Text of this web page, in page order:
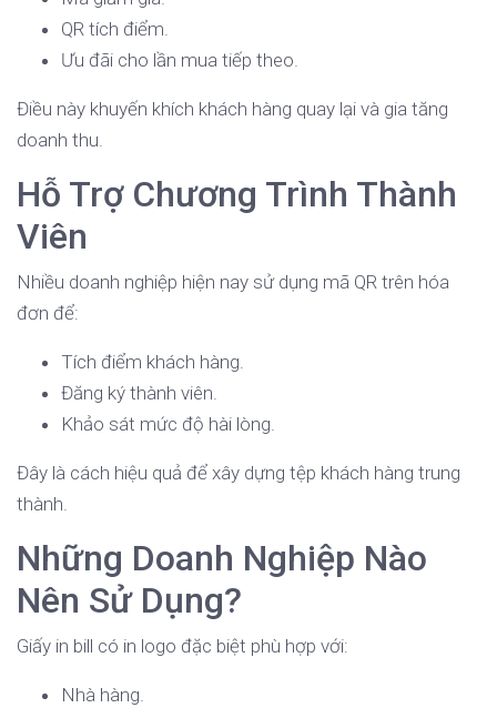
QR tích điểm.
Ưu đãi cho lần mua tiếp theo.
Điều này khuyến khích khách hàng quay lại và gia tăng
doanh thu.
Hỗ Trợ Chương Trình Thành
Viên
Nhiều doanh nghiệp hiện nay sử dụng mã QR trên hóa
đơn để:
Tích điểm khách hàng.
Đăng ký thành viên.
Khảo sát mức độ hài lòng.
Đây là cách hiệu quả để xây dựng tệp khách hàng trung
thành.
Những Doanh Nghiệp Nào
Nên Sử Dụng?
Giấy in bill có in logo đặc biệt phù hợp với:
Nhà hàng.